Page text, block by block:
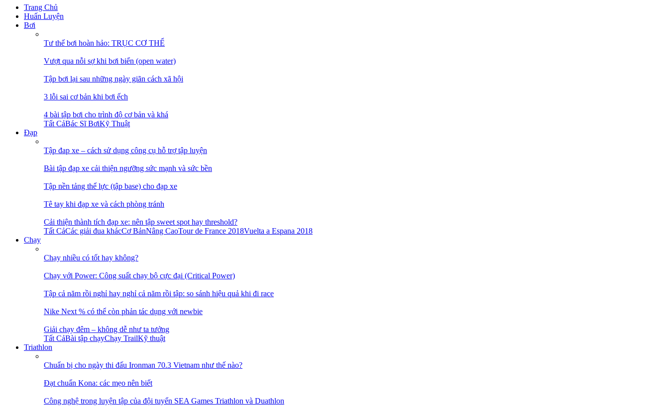
Trang Chủ
Huấn Luyện
Bơi
Tư thế bơi hoàn hảo: TRỤC CƠ THỂ
Vượt qua nỗi sợ khi bơi biển (open water)
Tập bơi lại sau những ngày giãn cách xã hội
3 lỗi sai cơ bản khi bơi ếch
4 bài tập bơi cho trình độ cơ bản và khá
Tất CảBác Sĩ BơiKỹ Thuật
Đạp
Tập đap xe – cách sử dụng công cụ hỗ trợ tập luyện
Bài tập đạp xe cải thiện ngưỡng sức mạnh và sức bền
Tập nền tảng thể lực (tập base) cho đạp xe
Tê tay khi đạp xe và cách phòng tránh
Cải thiện thành tích đạp xe: nên tập sweet spot hay threshold?
Tất CảCác giải đua khácCơ BảnNâng CaoTour de France 2018Vuelta a Espana 2018
Chạy
Chạy nhiều có tốt hay không?
Chạy với Power: Công suất chạy bộ cực đại (Critical Power)
Tập cả năm rồi nghỉ hay nghỉ cả năm rồi tập: so sánh hiệu quả khi đi race
Nike Next % có thể còn phản tác dụng với newbie
Giải chạy đêm – không dễ như ta tưởng
Tất CảBài tập chạyChạy TrailKỹ thuật
Triathlon
Chuẩn bị cho ngày thi đấu Ironman 70.3 Vietnam như thế nào?
Đạt chuẩn Kona: các mẹo nên biết
Công nghệ trong luyện tập của đội tuyển SEA Games Triathlon và Duathlon